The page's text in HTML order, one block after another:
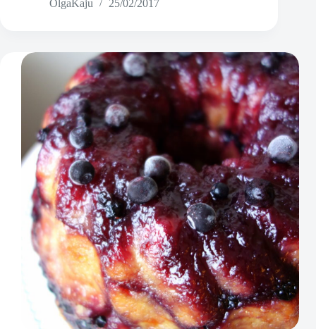
mustasõstrapirukas
OlgaKaju 25/02/2017